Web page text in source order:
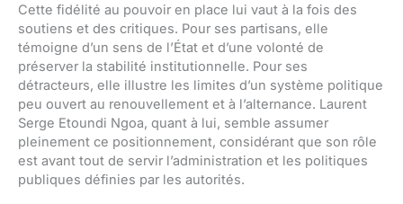
Cette fidélité au pouvoir en place lui vaut à la fois des
soutiens et des critiques. Pour ses partisans, elle
témoigne d’un sens de l’État et d’une volonté de
préserver la stabilité institutionnelle. Pour ses
détracteurs, elle illustre les limites d’un système politique
peu ouvert au renouvellement et à l’alternance. Laurent
Serge Etoundi Ngoa, quant à lui, semble assumer
pleinement ce positionnement, considérant que son rôle
est avant tout de servir l’administration et les politiques
publiques définies par les autorités.